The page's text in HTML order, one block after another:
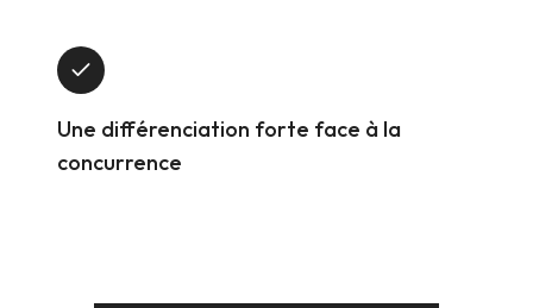
Une différenciation forte face à la
concurrence